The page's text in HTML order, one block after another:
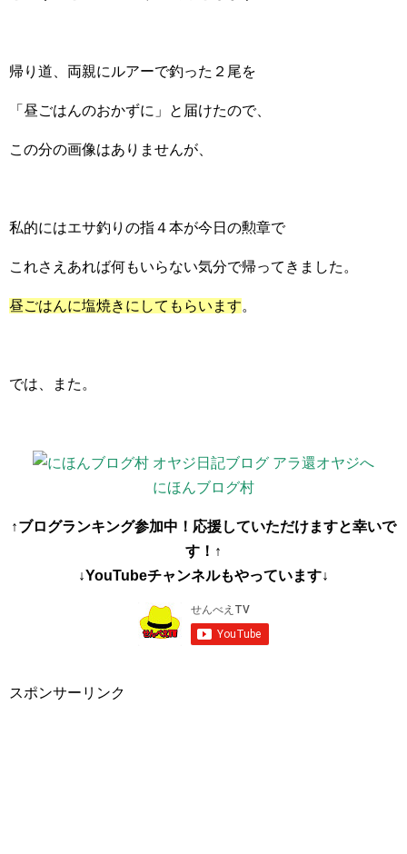
帰り道、両親にルアーで釣った２尾を
「昼ごはんのおかずに」と届けたので、
この分の画像はありませんが、
私的にはエサ釣りの指４本が今日の勲章で
これさえあれば何もいらない気分で帰ってきました。
昼ごはんに塩焼きにしてもらいます。
では、また。
にほんブログ村
↑ブログランキング参加中！応援していただけますと幸いで
す！↑
↓YouTubeチャンネルもやっています↓
スポンサーリンク